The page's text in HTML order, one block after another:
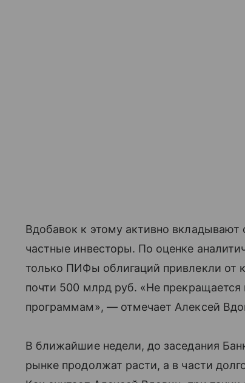
Вдобавок к этому активно
частные инвесторы. По оценке
только ПИФы облигаций привлекли от
почти 500 млрд руб. «Не
программам», — отмечает Алексей
В ближайшие недели, до заседания
рынке продолжат расти, а в части